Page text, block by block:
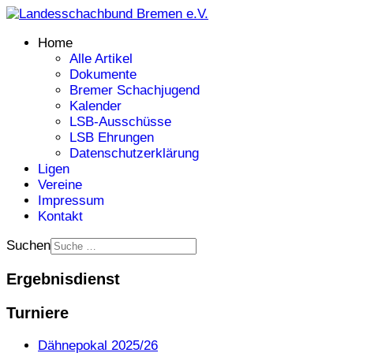
Home
Alle Artikel
Dokumente
Bremer Schachjugend
Kalender
LSB-Ausschüsse
LSB Ehrungen
Datenschutzerklärung
Ligen
Vereine
Impressum
Kontakt
Suchen
Ergebnisdienst
Turniere
Dähnepokal 2025/26